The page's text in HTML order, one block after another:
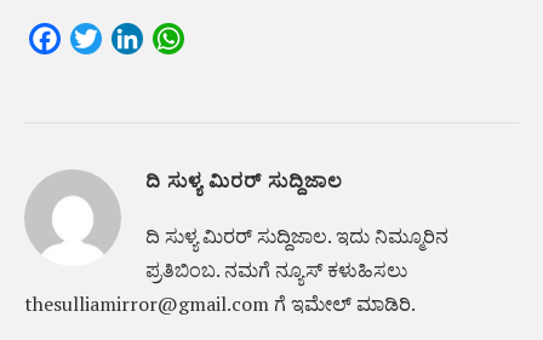
FacebookTwitterLinkedIn
ದಿ ಸುಳ್ಯ ಮಿರರ್ ಸುದ್ದಿಜಾಲ
ದಿ ಸುಳ್ಯ ಮಿರರ್‌ ಸುದ್ದಿಜಾಲ. ಇದು ನಿಮ್ಮೂರಿನ
ಪ್ರತಿಬಿಂಬ. ನಮಗೆ ನ್ಯೂಸ್‌ ಕಳುಹಿಸಲು
thesulliamirror@gmail.com ಗೆ ಇಮೇಲ್ ಮಾಡಿರಿ.